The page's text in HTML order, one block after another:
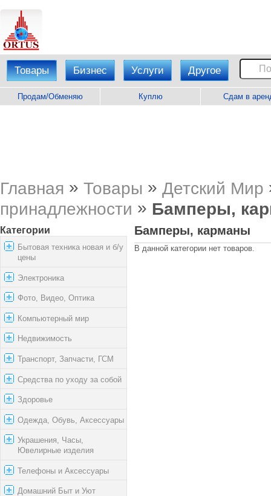
Товары Бизнес Услуги Другое
Продам/Обменяю Куплю Сдам в
Главная » Товары » Детский Мир
принадлежности » Бамперы,
Категории
Бытовая техника новая и б/у
цены
Электроника
Фото, Видео, Оптика
Компьютерный мир
Недвижимость
Транспорт, Запчасти, ГСМ
Средства по уходу за собой
Здоровье
Одежда, Обувь, Аксессуары
Украшения, Часы,
Ювелирные изделия
Телефоны и Аксессуары
Домашний Быт и Уют
Бамперы, карманы
В данной категории нет товаров.